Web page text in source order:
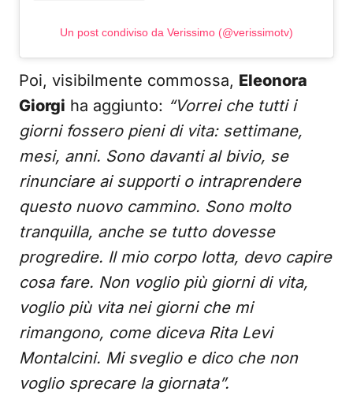
Un post condiviso da Verissimo (@verissimotv)
Poi, visibilmente commossa, Eleonora
Giorgi ha aggiunto: “Vorrei che tutti i
giorni fossero pieni di vita: settimane,
mesi, anni. Sono davanti al bivio, se
rinunciare ai supporti o intraprendere
questo nuovo cammino. Sono molto
tranquilla, anche se tutto dovesse
progredire. Il mio corpo lotta, devo capire
cosa fare. Non voglio più giorni di vita,
voglio più vita nei giorni che mi
rimangono, come diceva Rita Levi
Montalcini. Mi sveglio e dico che non
voglio sprecare la giornata”.